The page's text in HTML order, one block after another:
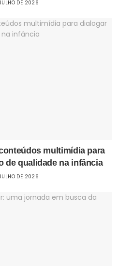
DE 2026
multimídia para
de qualidade na infância
DE 2026